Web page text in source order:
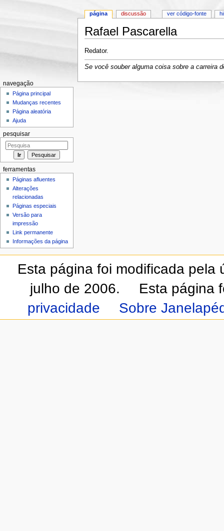
Rafael Pascarella
Redator.
Se você souber alguma coisa sobre a carreira
página discussão ver código-fonte
navegação
Página principal
Mudanças recentes
Página aleatória
Ajuda
pesquisar
ferramentas
Páginas afluentes
Alterações
relacionadas
Páginas especiais
Versão para
impressão
Link permanente
Informações da página
Esta página foi modificada pela
julho de 2006.
Esta página
privacidade
Sobre